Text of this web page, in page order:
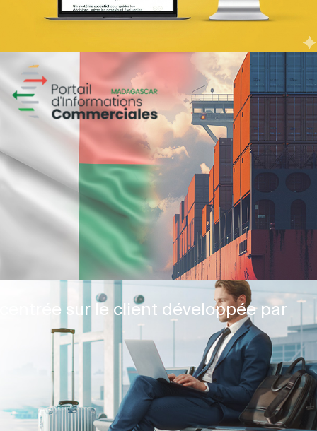
sur le client développée par